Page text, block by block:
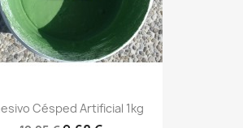
Césped Artificial 1kg